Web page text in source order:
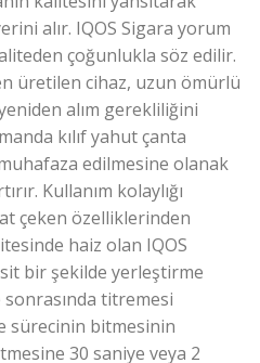
alır. IQOS Sigara yorum
çoğunlukla söz edilir.
üretilen cihaz, uzun ömürlü
alım gerekliliğini
kılıf yahut çanta
edilmesine olanak
Kullanım kolaylığı
çeken özelliklerinden
haiz olan IQOS
bir şekilde yerleştirme
sonrasında titremesi
sürecinin bitmesinin
30 saniye veya 2